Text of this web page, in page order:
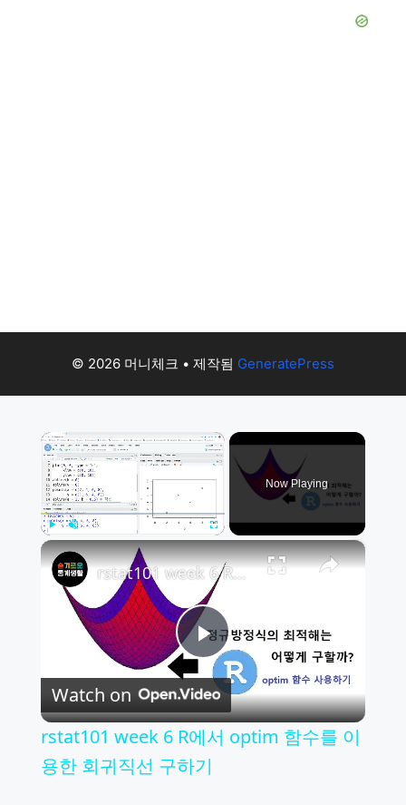
© 2026 머니체크 • 제작됨 GeneratePress
×
Now Playing
×
Play
Video
rstat101 week 6 R에서 optim 함수를 이용한 회귀직선 구하기
Watch on
rstat101 week 6 R에서 optim 함수를 이
용한 회귀직선 구하기